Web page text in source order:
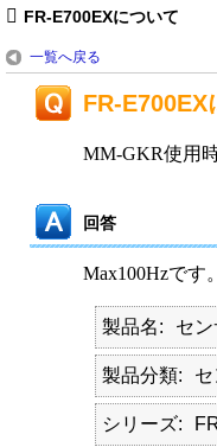
FR-E700EXについて
一覧へ戻る
FR-E700EX
MM-GKR使用
回答
Max100Hzです
製品名 セ
製品分類
シリーズ